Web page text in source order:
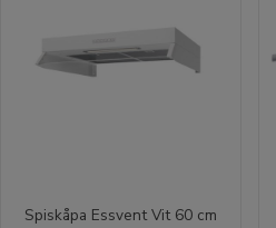
Spiskåpa Essvent Vit 60 cm